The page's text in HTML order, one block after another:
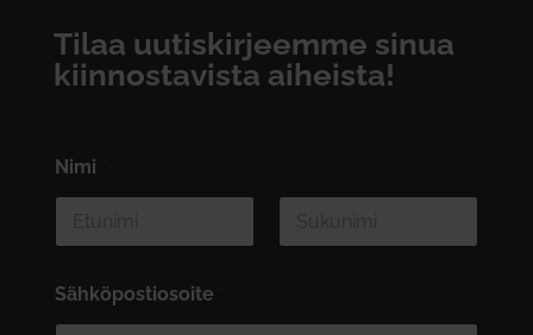
Tilaa uutiskirjeemme sinua
kiinnostavista aiheista!
Nimi *
Sähköpostiosoite *